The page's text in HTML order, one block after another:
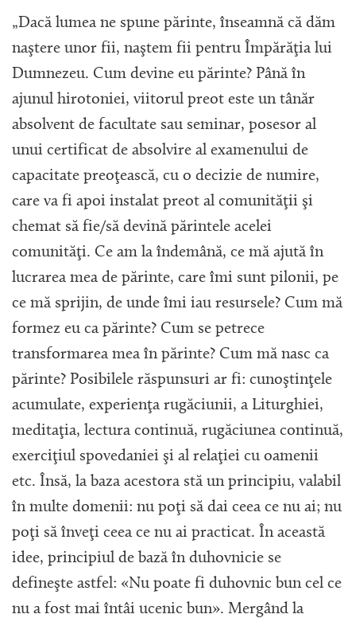
„Dacă lumea ne spune părinte, înseamnă că dăm
naştere unor fii, naştem fii pentru Împărăţia lui
Dumnezeu. Cum devine eu părinte? Până în
ajunul hirotoniei, viitorul preot este un tânăr
absolvent de facultate sau seminar, posesor al
unui certificat de absolvire al examenului de
capacitate preoţească, cu o decizie de numire,
care va fi apoi instalat preot al comunităţii şi
chemat să fie/să devină părintele acelei
comunităţi. Ce am la îndemână, ce mă ajută în
lucrarea mea de părinte, care îmi sunt pilonii, pe
ce mă sprijin, de unde îmi iau resursele? Cum mă
formez eu ca părinte? Cum se petrece
transformarea mea în părinte? Cum mă nasc ca
părinte? Posibilele răspunsuri ar fi: cunoştinţele
acumulate, experienţa rugăciunii, a Liturghiei,
meditaţia, lectura continuă, rugăciunea continuă,
exerciţiul spovedaniei şi al relaţiei cu oamenii
etc. Însă, la baza acestora stă un principiu, valabil
în multe domenii: nu poţi să dai ceea ce nu ai; nu
poţi să înveţi ceea ce nu ai practicat. În această
idee, principiul de bază în duhovnicie se
defineşte astfel: «Nu poate fi duhovnic bun cel ce
nu a fost mai întâi ucenic bun». Mergând la